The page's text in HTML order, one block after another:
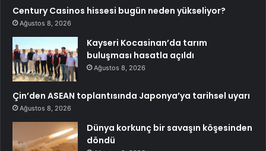
Century Casinos hissesi bugün neden yükseliyor?
Ağustos 8, 2026
Kayseri Kocasinan’da tarım
buluşması hasatla açıldı
Ağustos 8, 2026
Çin’den ASEAN toplantısında Japonya’ya tarihsel uyarı
Ağustos 8, 2026
Dünya korkunç bir savaşın köşesinden
döndü